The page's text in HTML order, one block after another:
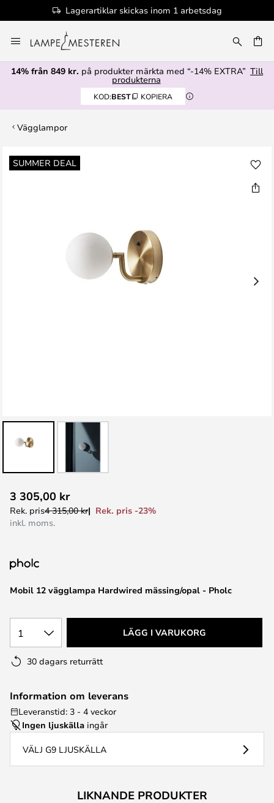
Lagerartiklar skickas inom 1 arbetsdag
till
innehållet
14% från 849 kr. på produkter märkta med “-14% EXTRA” Till
produkterna
KOD:BEST KOPIERA
Vägglampor
SUMMER DEAL
Hoppa
till
till
början
Mobil 12 vägglampa Hardwired mässing/opal - Pholc
3 305,00 kr
Rek. pris4 315,00 kr
Rek. pris -23%
inkl. moms.
1 LÄGG I VARUKORG
30 dagars returrätt
Information om leverans
Leveranstid: 3 - 4 veckor
Ingen ljuskälla ingår
VÄLJ G9 LJUSKÄLLA
LIKNANDE PRODUKTER